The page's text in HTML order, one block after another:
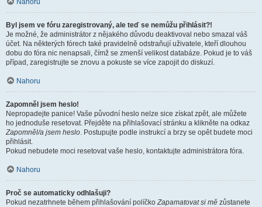
Nahoru
Byl jsem ve fóru zaregistrovaný, ale teď se nemůžu přihlásit?!
Je možné, že administrátor z nějakého důvodu deaktivoval nebo smazal váš
účet. Na některých fórech také pravidelně odstraňují uživatele, kteří dlouhou
dobu do fóra nic nenapsali, čímž se zmenší velikost databáze. Pokud je to váš
případ, zaregistrujte se znovu a pokuste se více zapojit do diskuzí.
Nahoru
Zapomněl jsem heslo!
Nepropadejte panice! Vaše původní heslo nelze sice získat zpět, ale můžete
ho jednoduše resetovat. Přejděte na přihlašovací stránku a klikněte na odkaz
Zapomněl/a jsem heslo. Postupujte podle instrukcí a brzy se opět budete moci
přihlásit.
Pokud nebudete moci resetovat vaše heslo, kontaktujte administrátora fóra.
Nahoru
Proč se automaticky odhlašuji?
Pokud nezatrhnete během přihlašování políčkoZapamatovat si mě zůstanete